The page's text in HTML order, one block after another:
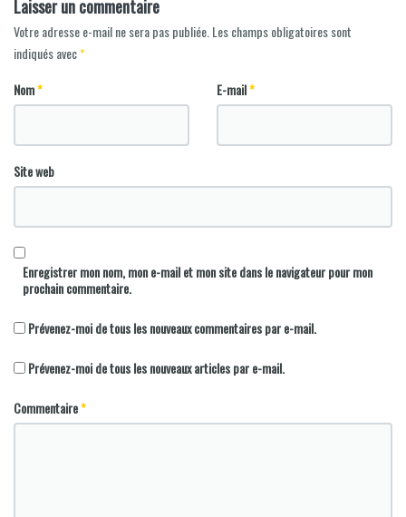
Laisser un commentaire
Votre adresse e-mail ne sera pas publiée. Les champs obligatoires sont
indiqués avec*
Commentaire*
Nom* E-mail*
Site web
Enregistrer mon nom, mon e-mail et mon site dans le navigateur pour mon
prochain commentaire.
Prévenez-moi de tous les nouveaux commentaires par e-mail.
Prévenez-moi de tous les nouveaux articles par e-mail.